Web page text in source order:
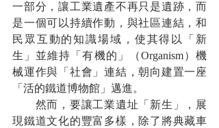
一部分，讓工業遺產不再只是遺跡，而
是一個可以持續作動，與社區連結，和
民眾互動的知識場域，使其得以「新
生」並維持「有機的」（Organism）機
械運作與「社會」連結，朝向建置一座
「活的鐵道博物館」邁進。
然而，要讓工業遺址「新生」，展
現鐵道文化的豐富多樣，除了將典藏車